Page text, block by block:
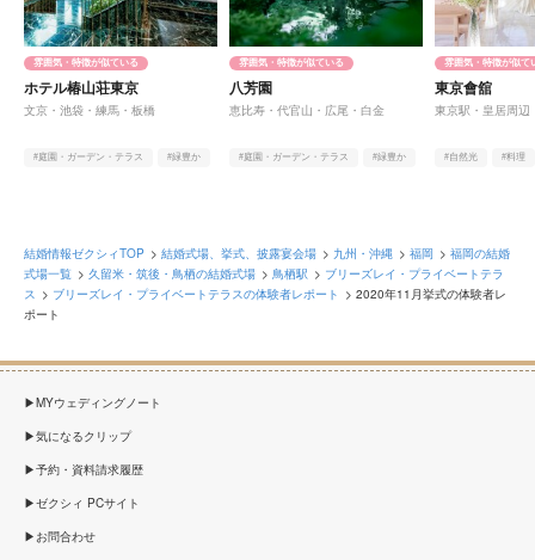
雰囲気・特徴が似ている
ホテル椿山荘東京
文京・池袋・練馬・板橋
#庭園・ガーデン・テラス
#緑豊か
雰囲気・特徴が似ている
八芳園
恵比寿・代官山・広尾・白金
#庭園・ガーデン・テラス
#緑豊か
雰囲気・特徴が似て
東京會舘
東京駅・皇居周辺
#自然光 #料理
結婚情報ゼクシィTOP 結婚式場、挙式、披露宴会場 九州・沖縄 福岡
福岡の結婚
式場一覧
久留米・筑後・鳥栖の結婚式場 鳥栖駅
ブリーズレイ・プライベートテラ
ス
ブリーズレイ・プライベートテラスの体験者レポート
2020年11月挙式の体験者レ
ポート
MYウェディングノート
気になるクリップ
予約・資料請求履歴
ゼクシィ PCサイト
お問合わせ